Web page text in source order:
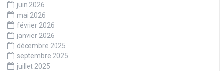
juin 2026
mai 2026
février 2026
janvier 2026
décembre 2025
septembre 2025
juillet 2025